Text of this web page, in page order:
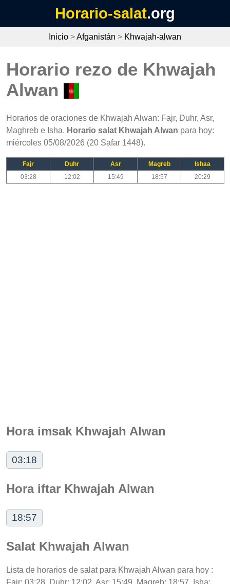
Horario-salat.org
Inicio >Afganistán > Khwajah-alwan
Horario rezo de Khwajah
Alwan
Horarios de oraciones de Khwajah Alwan: Fajr, Duhr, Asr,
Maghreb e Isha. Horario salat Khwajah Alwan para hoy:
miércoles 05/08/2026 (20 Safar 1448).
Fajr Duhr Asr Magreb
Ishaa
03:28
12:02 15:49 18:57 20:29
Hora imsak Khwajah Alwan
03:18
Hora iftar Khwajah Alwan
18:57
Salat Khwajah Alwan
Lista de horarios de salat para Khwajah Alwan para hoy :
Fajr: 03:28, Duhr: 12:02, Asr: 15:49, Magreb: 18:57, Isha: